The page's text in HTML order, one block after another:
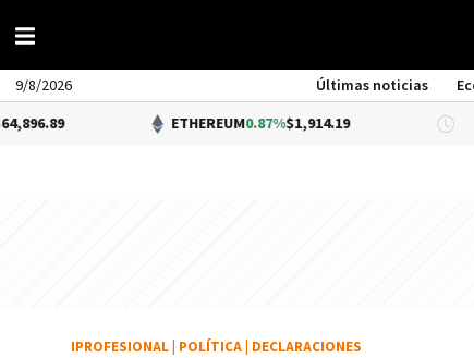
9/8/2026 Últimas noticias
ETHEREUM 0.87%$1,914.19
IPROFESIONAL POLÍTICA DECLARACIONES